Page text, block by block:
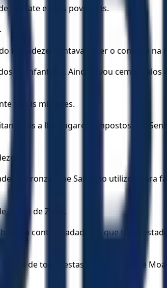
de Gate e seus povoados.
Hadadezer tentava obter o controle na
de infantaria. Ainda levou cem cavalos
e dois mil deles.
os a lhe pagarem impostos. E o
de bronze, que Salomão utilizou para
rei de Zobá,
contra Hadadezer, que tinha
de todas estas nações: Edom e